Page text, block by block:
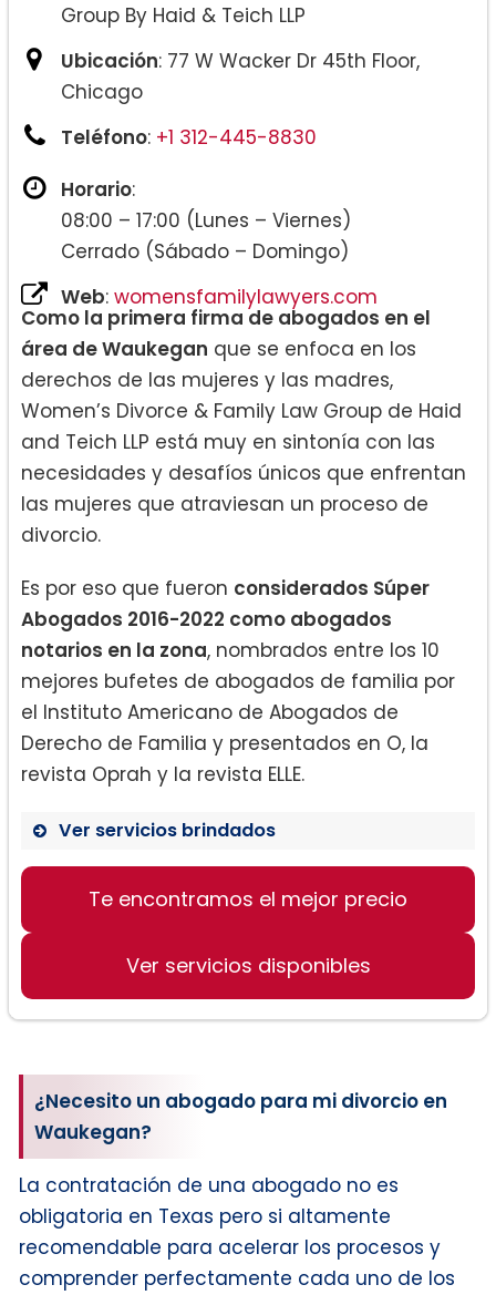
Group By Haid & Teich LLP
Ubicación: 77 W Wacker Dr 45th Floor,
Chicago
Teléfono: +1 312-445-8830
Horario:
08:00 – 17:00 (Lunes – Viernes)
Cerrado (Sábado – Domingo)
Web: womensfamilylawyers.com
Como la primera firma de abogados en el
área de Waukegan que se enfoca en los
derechos de las mujeres y las madres,
Women’s Divorce & Family Law Group de Haid
and Teich LLP está muy en sintonía con las
necesidades y desafíos únicos que enfrentan
las mujeres que atraviesan un proceso de
divorcio.
Es por eso que fueron considerados Súper
Abogados 2016-2022 como abogados
notarios en la zona, nombrados entre los 10
mejores bufetes de abogados de familia por
el Instituto Americano de Abogados de
Derecho de Familia y presentados en O, la
revista Oprah y la revista ELLE.
Ver servicios brindados
Divorcio:
Te encontramos el mejor precio
Ver servicios disponibles
¿Necesito un abogado para mi divorcio en
Waukegan?
La contratación de una abogado no es
obligatoria en Texas pero si altamente
recomendable para acelerar los procesos y
comprender perfectamente cada uno de los